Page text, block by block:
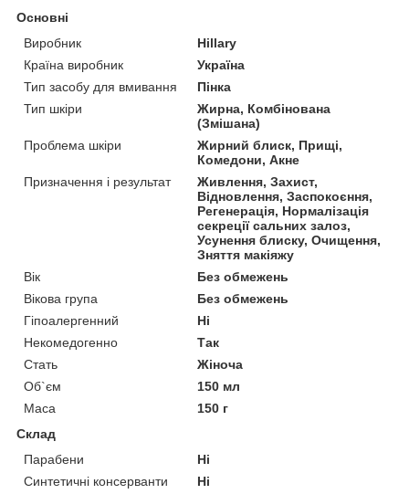
Основні
Виробник
Hillary
Країна виробник
Україна
Тип засобу для вмивання
Пінка
Тип шкіри
Жирна, Комбінована
(Змішана)
Проблема шкіри
Жирний блиск, Прищі,
Комедони, Акне
Призначення і результат
Живлення, Захист,
Відновлення, Заспокоєння,
Регенерація, Нормалізація
секреції сальних залоз,
Усунення блиску, Очищення,
Зняття макіяжу
Вік
Без обмежень
Вікова група
Без обмежень
Гіпоалергенний
Ні
Некомедогенно
Так
Стать
Жіноча
Об`єм
150 мл
Маса
150 г
Склад
Парабени
Ні
Синтетичні консерванти
Ні